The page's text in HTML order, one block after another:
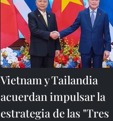
Vietnam y Tailandia
acuerdan impulsar la
estrategia de las "Tres